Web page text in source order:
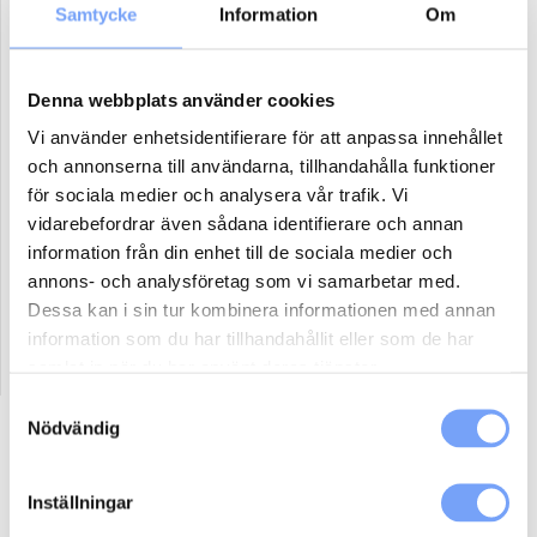
Samtycke Information Om
Denna webbplats använder cookies
Vi använder enhetsidentifierare för att anpassa innehållet
och annonserna till användarna, tillhandahålla funktioner
för sociala medier och analysera vår trafik. Vi
vidarebefordrar även sådana identifierare och annan
information från din enhet till de sociala medier och
annons- och analysföretag som vi samarbetar med.
Dessa kan i sin tur kombinera informationen med annan
information som du har tillhandahållit eller som de har
Nödvändig
Inställningar
Reklammaterial:
Jag har ej material och vill att lumoad kontaktar mig för hjälp.
Antal paket (se ovan)
Boka